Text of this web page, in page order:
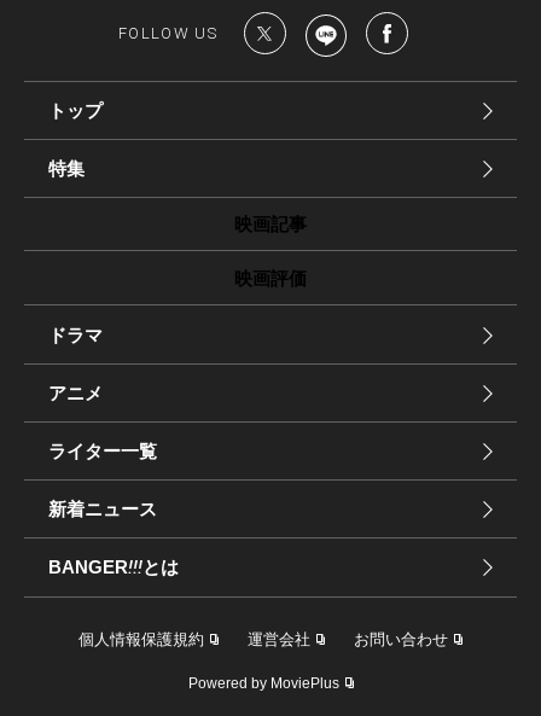
FOLLOW US
トップ
特集
映画記事
映画評価
ドラマ
アニメ
ライター一覧
新着ニュース
BANGER!!!とは
個人情報保護規約 運営会社 お問い合わせ
Powered by MoviePlus